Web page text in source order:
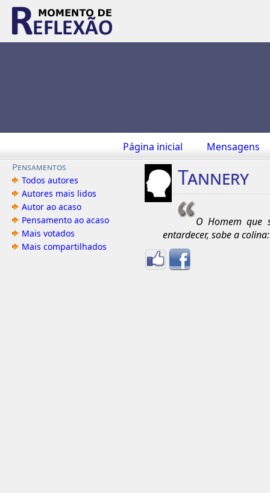
Página inicial Mensagens
Pensamentos
Todos autores
Autores mais lidos
Autor ao acaso
Pensamento ao acaso
Mais votados
Mais compartilhados
Tannery
O Homem que
entardecer, sobe a